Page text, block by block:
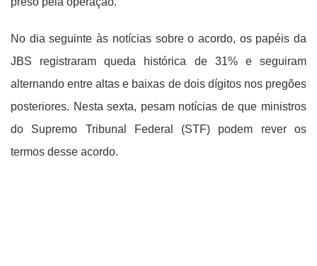
No dia seguinte às notícias sobre o acordo, os papéis da
JBS registraram queda histórica de 31% e seguiram
alternando entre altas e baixas de dois dígitos nos pregões
posteriores. Nesta sexta, pesam notícias de que ministros
do Supremo Tribunal Federal (STF) podem rever os
termos desse acordo.